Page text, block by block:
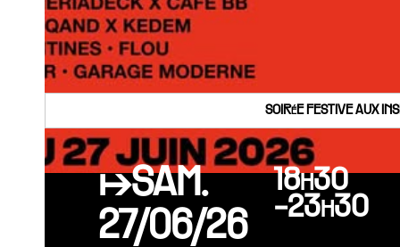
SOIRéE FESTIVE AUX
↦SAM.
27/06/26
18h30
-23h30